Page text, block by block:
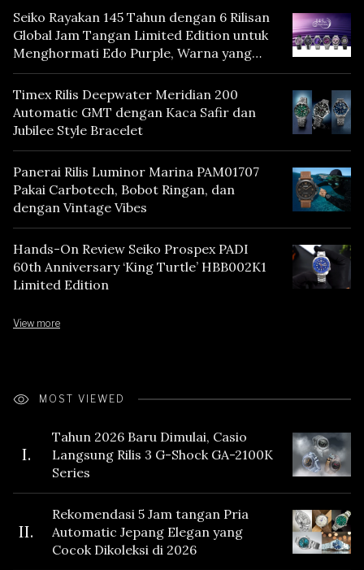
Seiko Rayakan 145 Tahun dengan 6 Rilisan
Global Jam Tangan Limited Edition untuk
Menghormati Edo Purple, Warna yang
Mencerminkan Warisan Tokyo
Timex Rilis Deepwater Meridian 200
Automatic GMT dengan Kaca Safir dan
Jubilee Style Bracelet
Panerai Rilis Luminor Marina PAM01707
Pakai Carbotech, Bobot Ringan, dan
dengan Vintage Vibes
Hands-On Review Seiko Prospex PADI
60th Anniversary ‘King Turtle’ HBB002K1
Limited Edition
View more
MOST VIEWED
I.
Tahun 2026 Baru Dimulai, Casio
Langsung Rilis 3 G-Shock GA-2100K
Series
II.
Rekomendasi 5 Jam tangan Pria
Automatic Jepang Elegan yang
Cocok Dikoleksi di 2026